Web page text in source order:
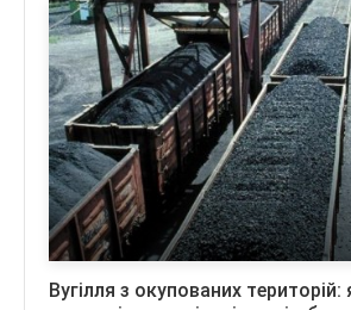
Вугілля з окупованих територій: